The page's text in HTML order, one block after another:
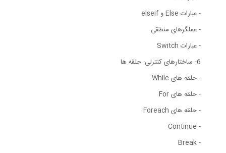
- عبارات Else و elseif
- عملگرهای منطقی
- عبارات Switch
6- ساختارهای کنترلی: حلقه ها
- حلقه های While
- حلقه های For
- حلقه های Foreach
- Continue
- Break